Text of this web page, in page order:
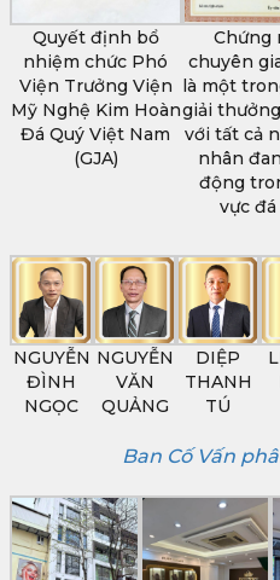
Quyết định bổ
nhiệm chức Phó
Viện Trưởng Viện
Mỹ Nghệ Kim Hoàn
Đá Quý Việt Nam
(GJA)
Chứng
chuyên
là một
giải
với tất cả
nhân
động
vực đá
NGUYỄN
ĐÌNH
NGỌC
NGUYỄN
VĂN
QUẢNG
DIỆP
THANH
TÚ
Ban Cố Vấn